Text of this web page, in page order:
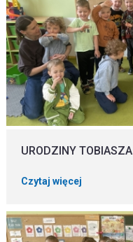
URODZINY TOBIASZA
Czytaj więcej